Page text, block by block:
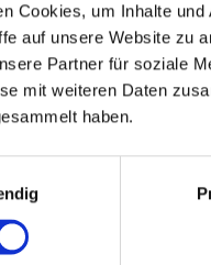
Cookies, um Inhalte
auf unsere Website zu
Partner für soziale
mit weiteren Daten
haben.
die seltene
zu vereinen.
vor, ergänzt
historischer
mit flexiblen
kreative Formate.